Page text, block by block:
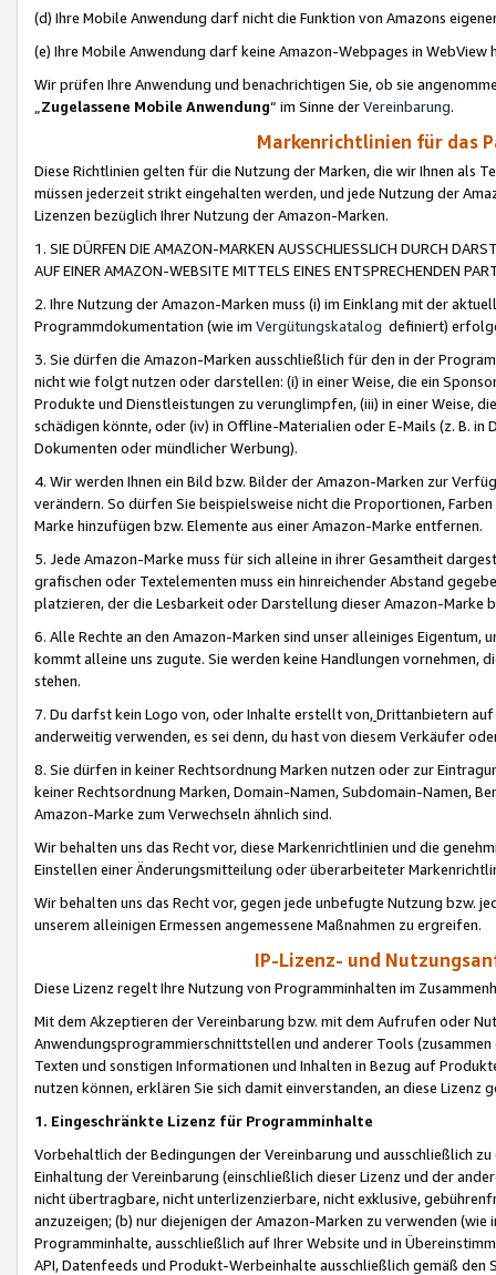
(d) Ihre Mobile Anwendung darf nicht die Funktion von Amazons
(e) Ihre Mobile Anwendung darf keine Amazon-Webpages in WebView
Wir prüfen Ihre Anwendung und benachrichtigen Sie, ob sie
„Zugelassene Mobile Anwendung“ im Sinne derVereinbarung.
Markenrichtlinien für das
Diese Richtlinien gelten für die Nutzung der Marken, die wir Ihnen als
müssen jederzeit strikt eingehalten werden, und jede Nutzung der
Lizenzen bezüglich Ihrer Nutzung der Amazon-Marken.
1. SIE DÜRFEN DIE AMAZON-MARKEN AUSSCHLIESSLICH DURCH
AUF EINER AMAZON-WEBSITE MITTELS EINES ENTSPRECHENDEN
2. Ihre Nutzung der Amazon-Marken muss (i) im Einklang mit der
Programmdokumentation (wie im Vergütungskatalog definiert)
3. Sie dürfen die Amazon-Marken ausschließlich für den in der
nicht wie folgt nutzen oder darstellen: (i) in einer Weise, die ein
Produkte und Dienstleistungen zu verunglimpfen, (iii) in einer Weise,
schädigen könnte, oder (iv) in Offline-Materialien oder E-Mails (z. B. in
Dokumenten oder mündlicher Werbung).
4. Wir werden Ihnen ein Bild bzw. Bilder der Amazon-Marken zur
verändern. So dürfen Sie beispielsweise nicht die Proportionen,
Marke hinzufügen bzw. Elemente aus einer Amazon-Marke entfernen.
5. Jede Amazon-Marke muss für sich alleine in ihrer Gesamtheit
grafischen oder Textelementen muss ein hinreichender Abstand
platzieren, der die Lesbarkeit oder Darstellung dieser Amazon-Marke
6. Alle Rechte an den Amazon-Marken sind unser alleiniges
kommt alleine uns zugute. Sie werden keine Handlungen vornehmen,
stehen.
7. Du darfst kein Logo von, oder Inhalte erstellt von,Drittanbietern auf
anderweitig verwenden, es sei denn, du hast von diesem Verkäufer
8. Sie dürfen in keiner Rechtsordnung Marken nutzen oder zur
keiner Rechtsordnung Marken, Domain-Namen, Subdomain-Namen,
Amazon-Marke zum Verwechseln ähnlich sind.
Wir behalten uns das Recht vor, diese Markenrichtlinien und die
Einstellen einer Änderungsmitteilung oder überarbeiteter
Wir behalten uns das Recht vor, gegen jede unbefugte Nutzung bzw.
unserem alleinigen Ermessen angemessene Maßnahmen zu ergreifen.
IP-Lizenz- und
Diese Lizenz regelt Ihre Nutzung von Programminhalten im
Mit dem Akzeptieren der Vereinbarung bzw. mit dem Aufrufen oder
Anwendungsprogrammierschnittstellen und anderer Tools (zusammen
Texten und sonstigen Informationen und Inhalten in Bezug auf
nutzen können, erklären Sie sich damit einverstanden, an diese Lizenz
1. Eingeschränkte Lizenz für Programminhalte
Vorbehaltlich der Bedingungen der Vereinbarung und ausschließlich
Einhaltung der Vereinbarung (einschließlich dieser Lizenz und der
nicht übertragbare, nicht unterlizenzierbare, nicht exklusive,
anzuzeigen; (b) nur diejenigen der Amazon-Marken zu verwenden
Programminhalte, ausschließlich auf Ihrer Website und in
API, Datenfeeds und Produkt-Werbeinhalte ausschließlich gemäß